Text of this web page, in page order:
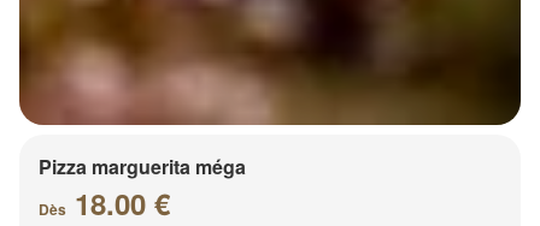
Pizza marguerita méga
Dès 18.00 €